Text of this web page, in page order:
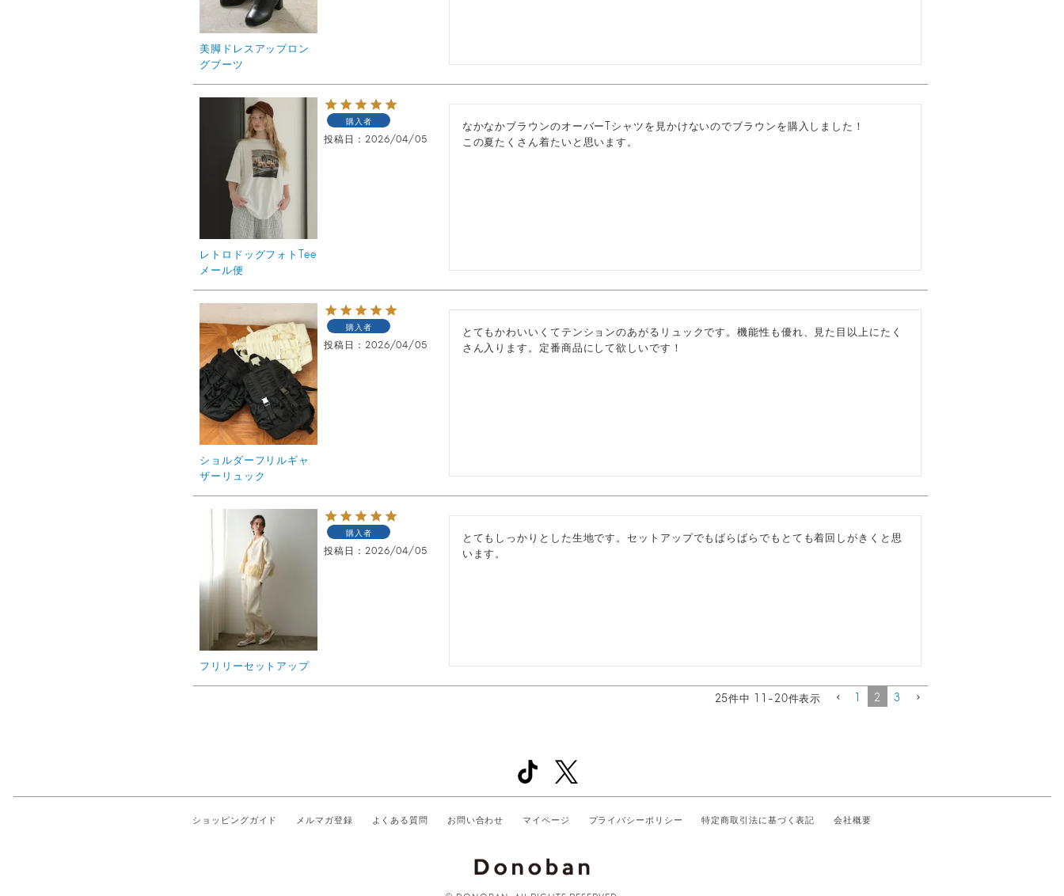
美脚ドレスアップロン
グブーツ
レトロドッグフォトTee
メール便
購入者
投稿日 2026/04/05
なかなかブラウンのオーバーTシャツを見かけないのでブラウンを購入しました！
この夏たくさん着たいと思います。
ショルダーフリルギャ
ザーリュック
購入者
投稿日 2026/04/05
とてもかわいいくてテンションのあがるリュックです。機能性も優れ、見た目以上にたく
さん入ります。定番商品にして欲しいです！
フリリーセットアップ
購入者
投稿日 2026/04/05
とてもしっかりとした生地です。セットアップでもばらばらでもとても着回しがきくと思
います。
25件中 11 -20件表示 1 2 3
ショッピングガイド メルマガ登録 よくある質問 お問い合わせ マイページ プライバシーポリシー 特定商取引法に基づく表記 会社概要